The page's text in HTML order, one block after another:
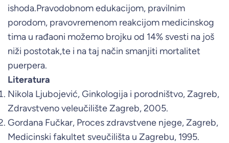
ishoda.Pravodobnom edukacijom, pravilnim
porodom, pravovremenom reakcijom medicinskog
tima u rađaoni možemo brojku od 14% svesti na još
niži postotak,te i na taj način smanjiti mortalitet
puerpera.
Literatura
Nikola Ljubojević, Ginkologija i porodništvo, Zagreb,
Zdravstveno veleučilište Zagreb, 2005.
Gordana Fučkar, Proces zdravstvene njege, Zagreb,
Medicinski fakultet sveučilišta u Zagrebu, 1995.